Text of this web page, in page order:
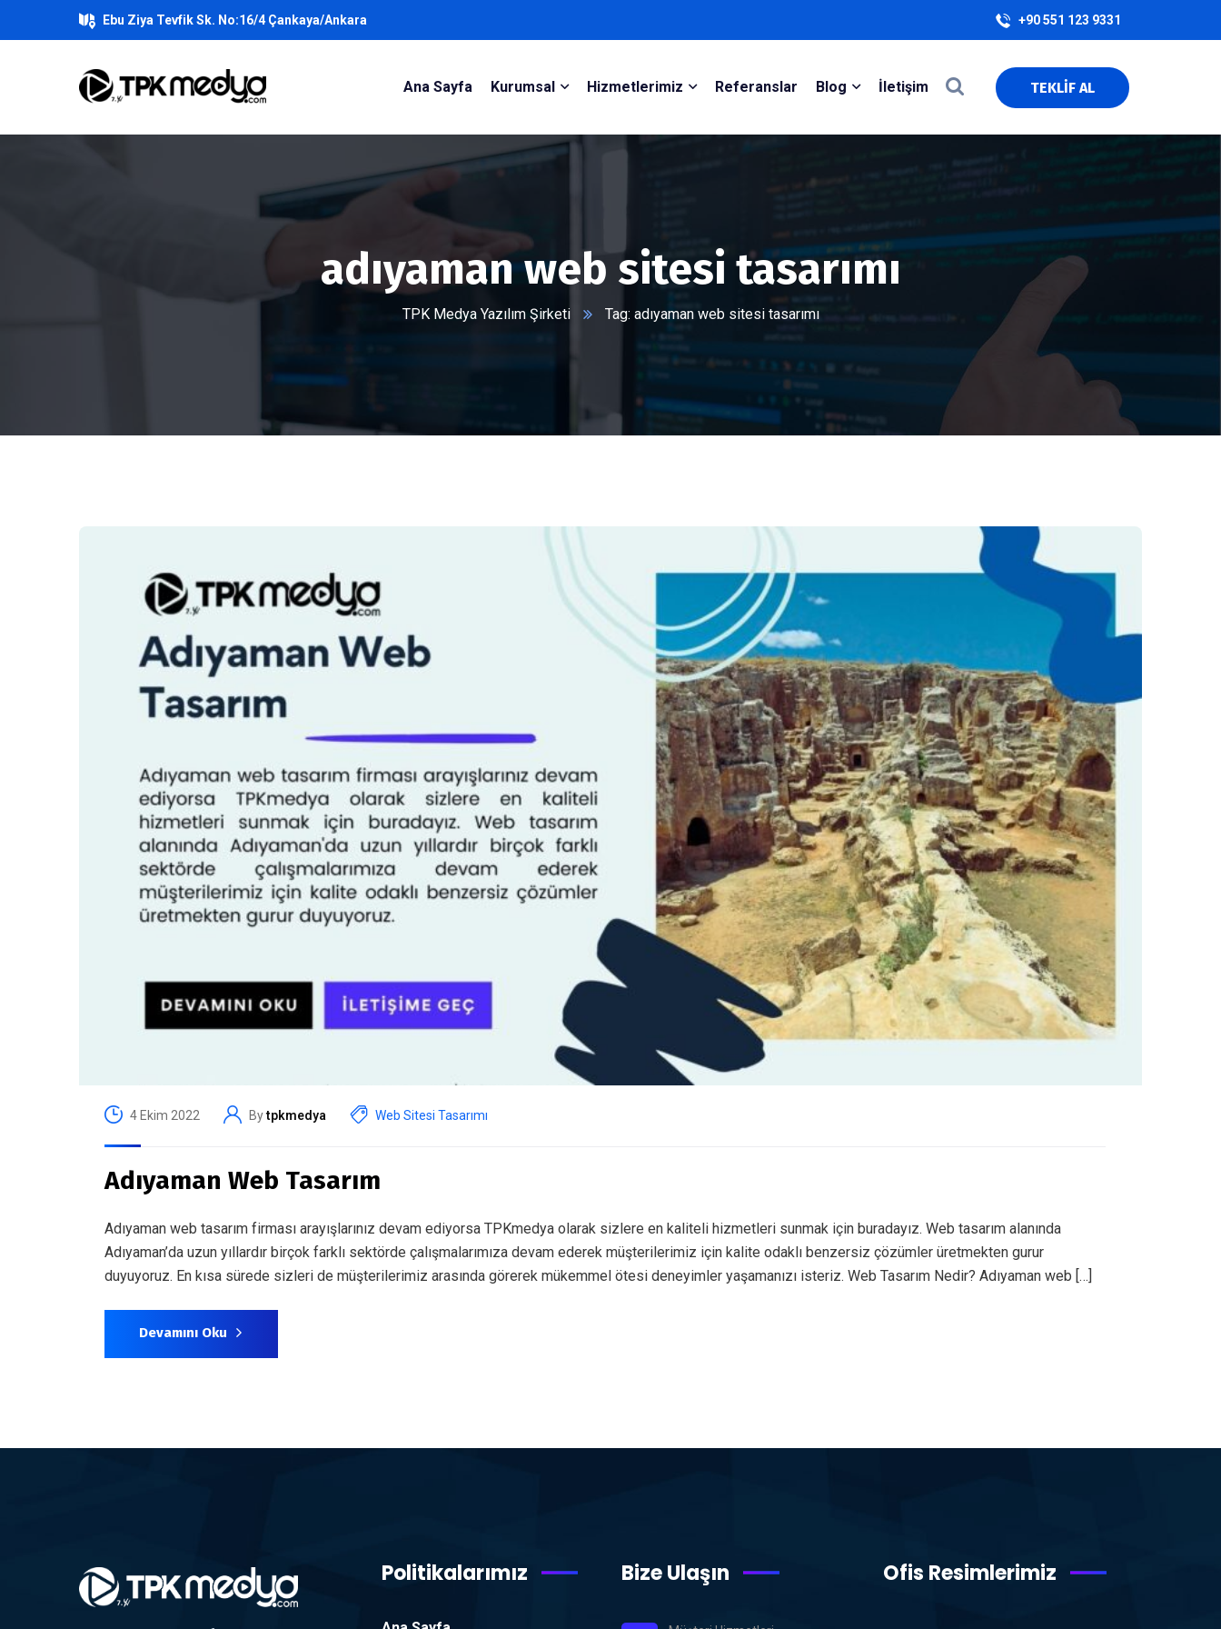
Ebu Ziya Tevfik Sk. No:16/4 Çankaya/Ankara +90 551 123 9331
Ana Sayfa Kurumsal Hizmetlerimiz Referanslar Blog İletişim TEKLİF AL
adıyaman web sitesi tasarımı
TPK Medya Yazılım Şirketi Tag: adıyaman web sitesi tasarımı
4 Ekim 2022 Bytpkmedya Web Sitesi Tasarımı
Adıyaman Web Tasarım
Adıyaman web tasarım firması arayışlarınız devam ediyorsa TPKmedya olarak sizlere en kaliteli hizmetleri sunmak için buradayız. Web tasarım alanında
Adıyaman’da uzun yıllardır birçok farklı sektörde çalışmalarımıza devam ederek müşterilerimiz için kalite odaklı benzersiz çözümler üretmekten gurur
duyuyoruz. En kısa sürede sizleri de müşterilerimiz arasında görerek mükemmel ötesi deneyimler yaşamanızı isteriz. Web Tasarım Nedir? Adıyaman web […]
Devamını Oku
Politikalarımız Bize Ulaşın Ofis Resimlerimiz